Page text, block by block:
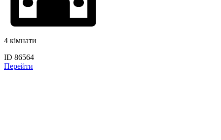
4 кімнати
ID 86564
Перейти